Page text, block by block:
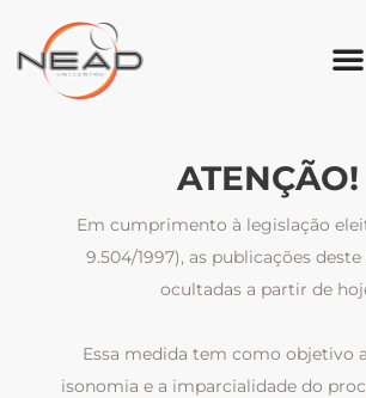
ATENÇÃO!
Em cumprimento à legislação
9.504/1997), as publicações
ocultadas a partir de
Essa medida tem como objetivo
isonomia e a imparcialidade do